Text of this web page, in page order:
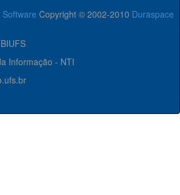
Copyright © 2002-2010 Duraspace
Informação - NTI